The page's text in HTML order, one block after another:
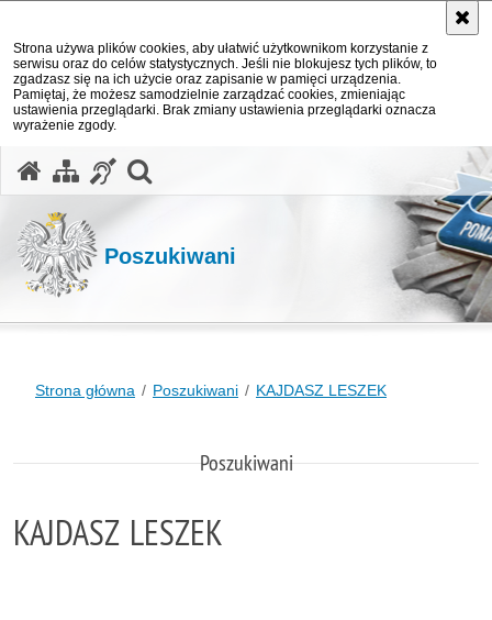
Strona używa plików cookies, aby ułatwić użytkownikom korzystanie z
serwisu oraz do celów statystycznych. Jeśli nie blokujesz tych plików, to
zgadzasz się na ich użycie oraz zapisanie w pamięci urządzenia.
Pamiętaj, że możesz samodzielnie zarządzać cookies, zmieniając
ustawienia przeglądarki. Brak zmiany ustawienia przeglądarki oznacza
wyrażenie zgody.
Poszukiwani
Strona główna Poszukiwani KAJDASZ LESZEK
Poszukiwani
KAJDASZ LESZEK